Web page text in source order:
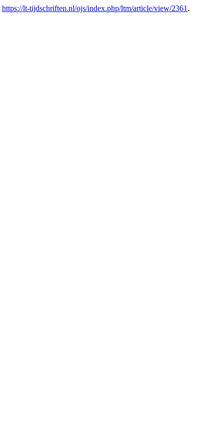
https://lt-tijdschriften.nl/ojs/index.php/ltm/article/view/2361 .